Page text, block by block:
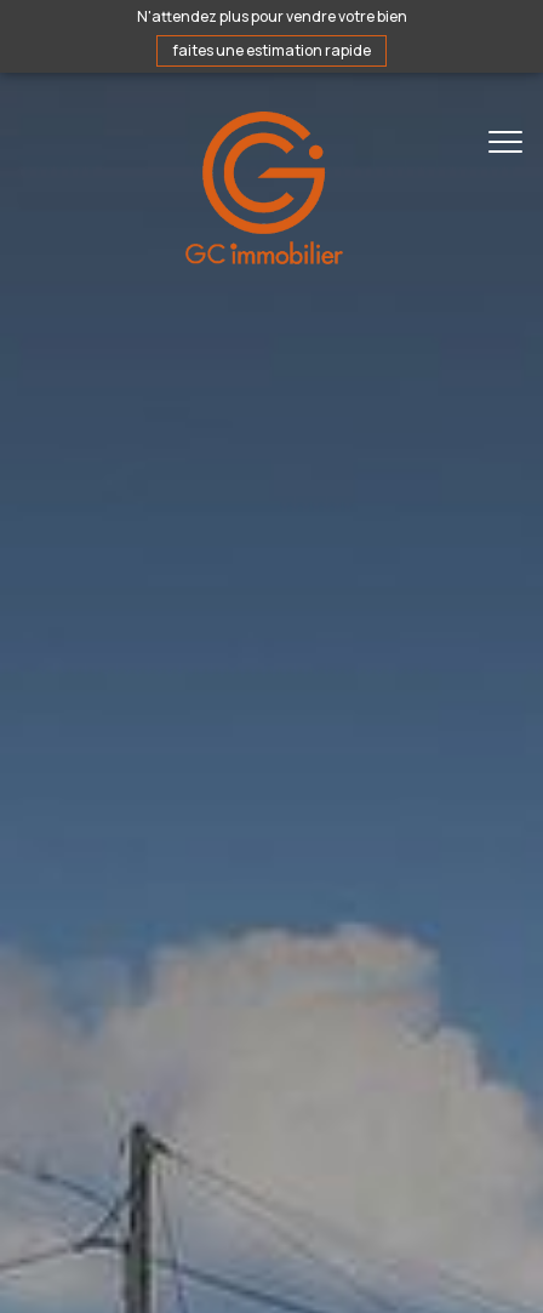
N'attendez plus pour vendre votre bien
faites une estimation rapide